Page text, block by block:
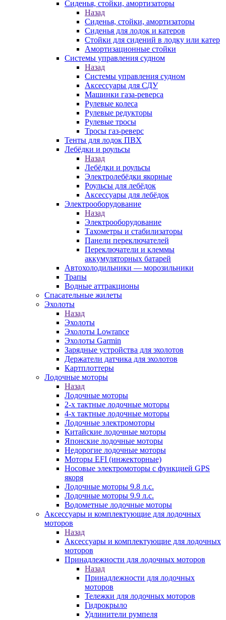
Сиденья, стойки, амортизаторы
Назад
Сиденья, стойки, амортизаторы
Сиденья для лодок и катеров
Стойки для сидений в лодку или катер
Амортизационные стойки
Системы управления судном
Назад
Системы управления судном
Аксессуары для СДУ
Машинки газа-реверса
Рулевые колеса
Рулевые редукторы
Рулевые тросы
Тросы газ-реверс
Тенты для лодок ПВХ
Лебёдки и роульсы
Назад
Лебёдки и роульсы
Электролебёдки якорные
Роульсы для лебёдок
Аксессуары для лебёдок
Электрооборудование
Назад
Электрооборудование
Тахометры и стабилизаторы
Панели переключателей
Переключатели и клеммы
аккумуляторных батарей
Автохолодильники — морозильники
Трапы
Водные аттракционы
Спасательные жилеты
Эхолоты
Назад
Эхолоты
Эхолоты Lowrance
Эхолоты Garmin
Зарядные устройства для эхолотов
Держатели датчика для эхолотов
Картплоттеры
Лодочные моторы
Назад
Лодочные моторы
2-х тактные лодочные моторы
4-х тактные лодочные моторы
Лодочные электромоторы
Китайские лодочные моторы
Японские лодочные моторы
Недорогие лодочные моторы
Моторы EFI (инжекторные)
Носовые электромоторы с функцией GPS
якоря
Лодочные моторы 9.8 л.с.
Лодочные моторы 9.9 л.с.
Водометные лодочные моторы
Аксессуары и комплектующие для лодочных
моторов
Назад
Аксессуары и комплектующие для лодочных
моторов
Принадлежности для лодочных моторов
Назад
Принадлежности для лодочных
моторов
Тележки для лодочных моторов
Гидрокрыло
Удлинители румпеля